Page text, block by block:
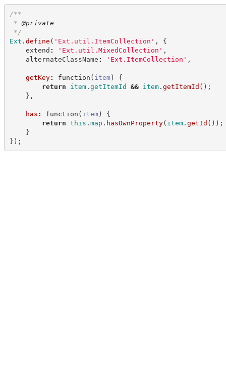
/**
* @private
*/
Ext . define ( ' Ext.util.ItemCollection ' ,
{
extend : ' Ext.util.MixedCollection ' ,
alternateClassName : ' Ext.ItemCollection ' ,
getKey: function ( item)
{
return
item. getItemId && item. getItemId ( ) ;
} ,
has : function ( item)
{
return this . map . hasOwnProperty( item. getId ( ) ) ;
}
} ) ;